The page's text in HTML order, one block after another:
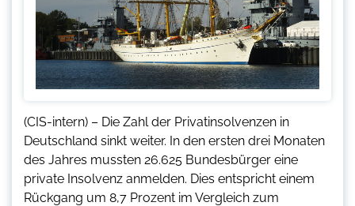
(CIS-intern) – Die Zahl der Privatinsolvenzen in
Deutschland sinkt weiter. In den ersten drei Monaten
des Jahres mussten 26.625 Bundesbürger eine
private Insolvenz anmelden. Dies entspricht einem
Rückgang um 8,7 Prozent im Vergleich zum